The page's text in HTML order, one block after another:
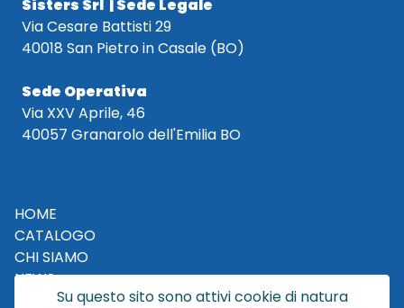
Sisters Srl | Sede Legale
Via Cesare Battisti 29
40018 San Pietro in Casale (BO)
Sede Operativa
Via XXV Aprile, 46
40057 Granarolo dell'Emilia BO
HOME
CATALOGO
CHI SIAMO
NEWS
CONTATTACI
Su questo sito sono attivi cookie di natura